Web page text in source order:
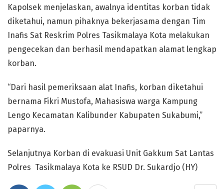
Kapolsek menjelaskan, awalnya identitas korban tidak
diketahui, namun pihaknya bekerjasama dengan Tim
Inafis Sat Reskrim Polres Tasikmalaya Kota melakukan
pengecekan dan berhasil mendapatkan alamat lengkap
korban.
“Dari hasil pemeriksaan alat Inafis, korban diketahui
bernama Fikri Mustofa, Mahasiswa warga Kampung
Lengo Kecamatan Kalibunder Kabupaten Sukabumi,”
paparnya.
Selanjutnya Korban di evakuasi Unit Gakkum Sat Lantas
Polres Tasikmalaya Kota ke RSUD Dr. Sukardjo (HY)